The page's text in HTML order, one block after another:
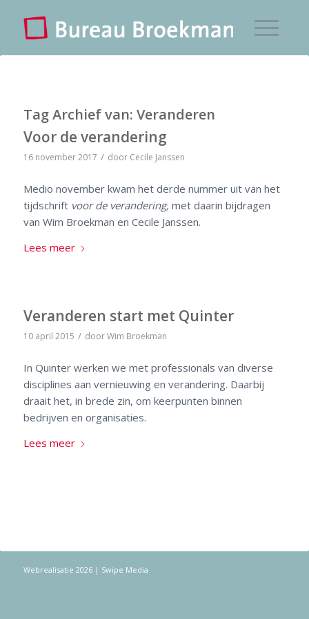
Tag Archief van: Veranderen
Voor de verandering
16 november 2017 / door Cecile Janssen
Medio november kwam het derde nummer uit van het
tijdschrift voor de verandering, met daarin bijdragen
van Wim Broekman en Cecile Janssen.
Lees meer
Veranderen start met Quinter
10 april 2015 / doorWim Broekman
In Quinter werken we met professionals van diverse
disciplines aan vernieuwing en verandering. Daarbij
draait het, in brede zin, om keerpunten binnen
bedrijven en organisaties.
Lees meer
Webrealisatie 2026 | Swipe Media